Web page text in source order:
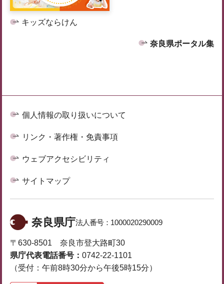
キッズならけん
奈良県ポータル集
個人情報の取り扱いについて
リンク・著作権・免責事項
ウェブアクセシビリティ
サイトマップ
奈良県庁法人番号： 1000020290009
〒630-8501 奈良市登大路町30
県庁代表電話番号： 0742-22-1101
（受付：午前8時30分から午後5時15分）